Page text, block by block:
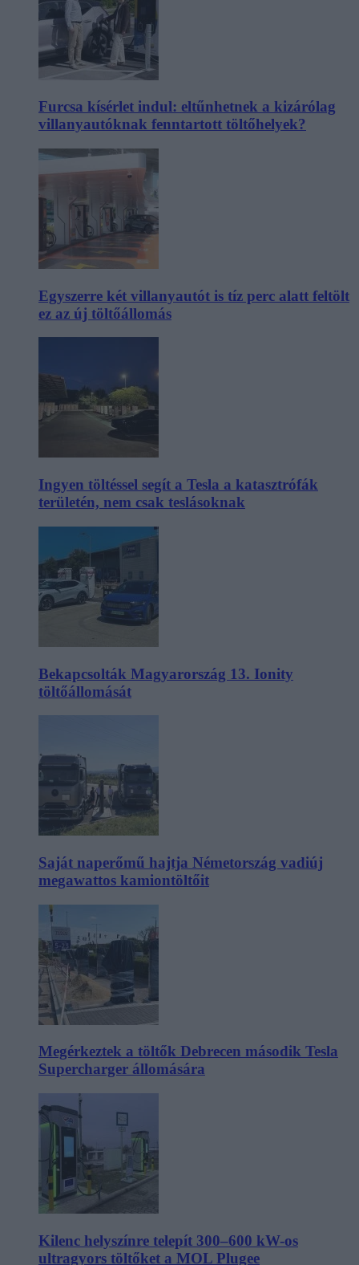
Furcsa kísérlet indul: eltűnhetnek a kizárólag
villanyautóknak fenntartott töltőhelyek?
Egyszerre két villanyautót is tíz perc alatt feltölt
ez az új töltőállomás
Ingyen töltéssel segít a Tesla a katasztrófák
területén, nem csak teslásoknak
Bekapcsolták Magyarország 13. Ionity
töltőállomását
Saját naperőmű hajtja Németország vadiúj
megawattos kamiontöltőit
Megérkeztek a töltők Debrecen második Tesla
Supercharger állomására
Kilenc helyszínre telepít 300–600 kW-os
ultragyors töltőket a MOL Plugee